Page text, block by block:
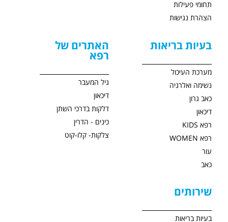
תחומי פעילות
הצהרת נגישות
בעיות בריאות
מערכת העיכול
נשימה ואלרגיה
כאב גרון
דיכאון
רפא KIDS
רפא WOMEN
עור
כאב
האתרים של
רפא
גיל המעבר
דיכאון
דלקות בדרכי השתן
כינים - הדרין
צלקות- קלו-קוט
שירותים
בעיות בריאות